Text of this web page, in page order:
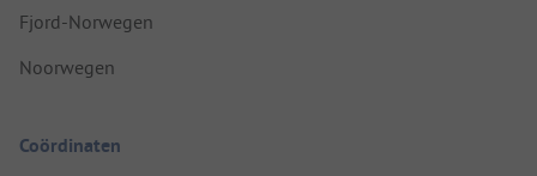
Fjord-Norwegen
Noorwegen
Coördinaten